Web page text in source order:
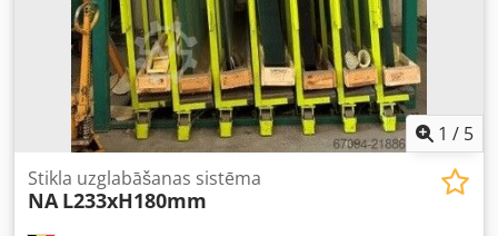
1 / 5
Stikla uzglabāšanas sistēma
NA L233xH180mm